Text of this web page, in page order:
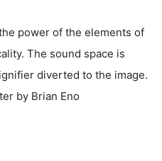
power of the elements of
The sound space is
diverted to the image.
by Brian Eno